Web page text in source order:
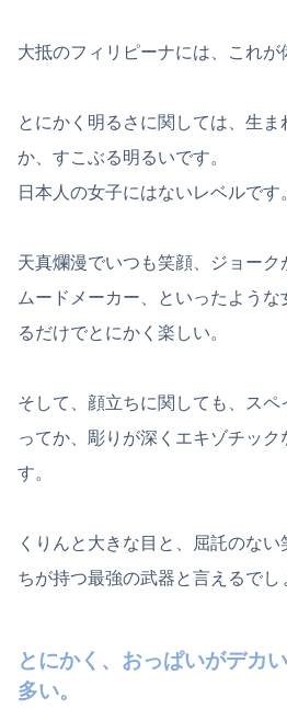
大抵のフィリピーナには、これが
とにかく明るさに関しては、生
か、すこぶる明るいです。
日本人の女子にはないレベルです
天真爛漫でいつも笑顔、ジョーク
ムードメーカー、といったよう
るだけでとにかく楽しい。
そして、顔立ちに関しても、ス
ってか、彫りが深くエキゾチッ
す。
くりんと大きな目と、屈託のな
ちが持つ最強の武器と言えるでし
とにかく、おっぱいがデカ
多い。